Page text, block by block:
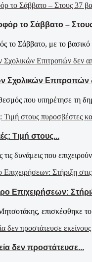
το Σάββατο –
το Σάββατο, με το
Σχολικών Επιτροπών
που υπηρέτησε τη
Τιμή στους...
δυνάμεις που
Επιχειρήσεων:
επισκέφθηκε το
δεν προστάτευσε...